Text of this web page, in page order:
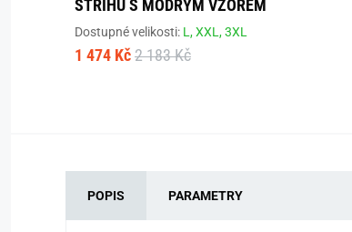
STŘIHU S MODRÝM VZOREM
Dostupné velikosti: L,XXL,3XL
1 474 Kč 2 183 Kč
POPIS PARAMETRY